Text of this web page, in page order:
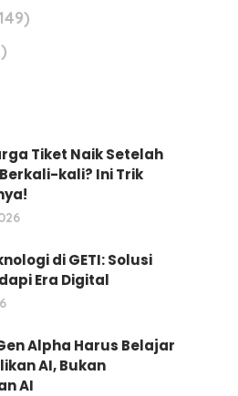
Tiket Naik Setelah
kali? Ini Trik
di GETI: Solusi
Era Digital
Alpha Harus Belajar
AI, Bukan
AI